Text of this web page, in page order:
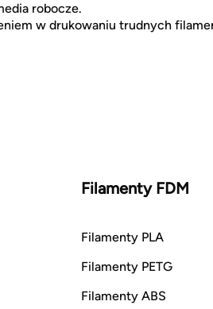
robocze.
w drukowaniu trudnych
Filamenty FDM
Filamenty PLA
Filamenty PETG
Filamenty ABS